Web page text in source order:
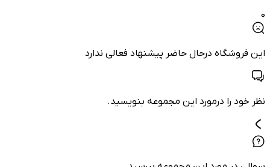
0
این فروشگاه درحال حاضر پیشنهاد فعالی ندارد
نظر خود را درمورد این مجموعه بنویسید.